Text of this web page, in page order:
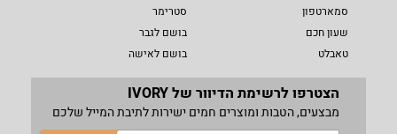
סמארטפון
שעון חכם
טאבלט
סטרימר
בושם לגבר
בושם לאישה
הצטרפו לרשימת הדיוור של IVORY
מבצעים, הטבות ומוצרים חמים ישירות לתיבת המייל שלכם